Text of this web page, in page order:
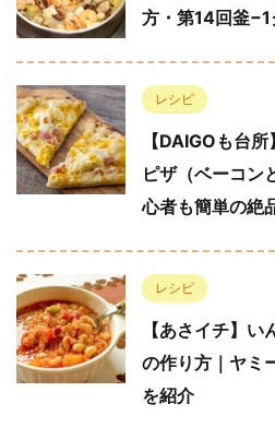
方・第14回釜
レシピ
【DAIGOも台
ピザ（ベーコン
心者も簡単の絶
レシピ
【あさイチ】
の作り方｜ヤミ
を紹介